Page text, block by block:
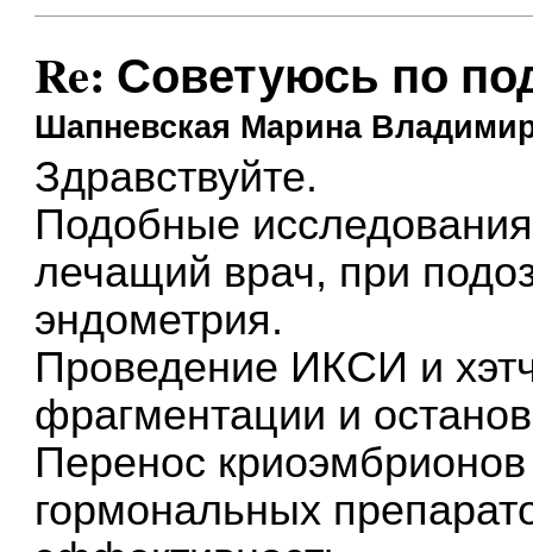
Re: Советуюсь по
Шапневская Марина
Здравствуйте.
Подобные
лечащий врач, при
эндометрия.
Проведение ИКСИ и
фрагментации и
Перенос
гормональных